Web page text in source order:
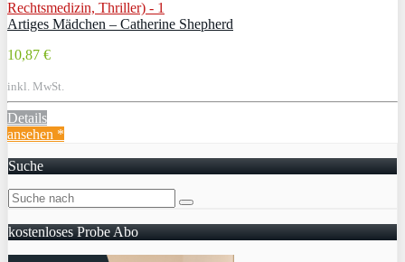
Artiges Mädchen – Catherine Shepherd
10,87 €
inkl. MwSt.
Details
ansehen *
Suche
kostenloses Probe Abo